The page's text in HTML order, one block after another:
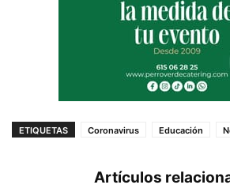
ETIQUETAS Coronavirus Educación
Artículos